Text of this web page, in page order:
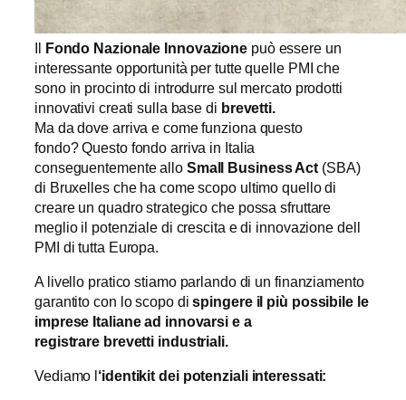
Il Fondo Nazionale Innovazione può essere un
interessante opportunità per tutte quelle PMI che
sono in procinto di introdurre sul mercato prodotti
innovativi creati sulla base di brevetti.
Ma da dove arriva e come funziona questo
fondo? Questo fondo arriva in Italia
conseguentemente allo Small Business Act (SBA)
di Bruxelles che ha come scopo ultimo quello di
creare un quadro strategico che possa sfruttare
meglio il potenziale di crescita e di innovazione dell
PMI di tutta Europa.
A livello pratico stiamo parlando di un finanziamento
garantito con lo scopo di spingere il più possibile le
imprese Italiane ad innovarsi e a
registrare brevetti industriali.
Vediamo l‘identikit dei potenziali interessati: